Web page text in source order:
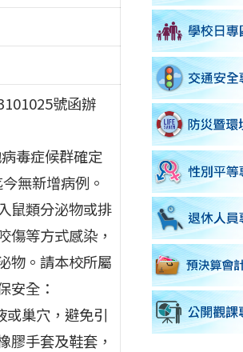
號函辦
毒症候群確定
無新增病例。
鼠類分泌物或排
傷等方式感染，
物。請本校所屬
安全：
或巢穴，避免引
膠手套及鞋套，